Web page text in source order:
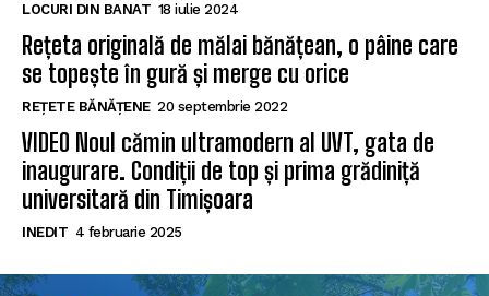
LOCURI DIN BANAT 18 iulie 2024
Rețeta originală de mălai bănățean, o pâine care
se topește în gură și merge cu orice
REȚETE BĂNĂȚENE 20 septembrie 2022
VIDEO Noul cămin ultramodern al UVT, gata de
inaugurare. Condiții de top și prima grădiniță
universitară din Timișoara
INEDIT 4 februarie 2025